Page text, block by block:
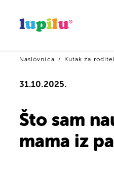
Naslovnica Kutak za
31.10.2025.
Što sam
mama iz